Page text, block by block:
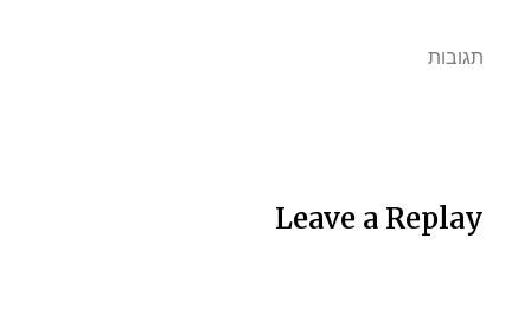
תגובות
Leave a Replay